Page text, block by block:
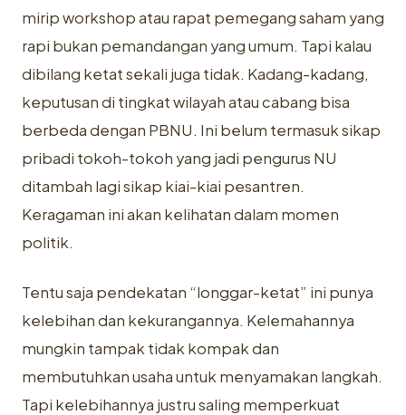
mirip workshop atau rapat pemegang saham yang
rapi bukan pemandangan yang umum. Tapi kalau
dibilang ketat sekali juga tidak. Kadang-kadang,
keputusan di tingkat wilayah atau cabang bisa
berbeda dengan PBNU. Ini belum termasuk sikap
pribadi tokoh-tokoh yang jadi pengurus NU
ditambah lagi sikap kiai-kiai pesantren.
Keragaman ini akan kelihatan dalam momen
politik.
Tentu saja pendekatan “longgar-ketat” ini punya
kelebihan dan kekurangannya. Kelemahannya
mungkin tampak tidak kompak dan
membutuhkan usaha untuk menyamakan langkah.
Tapi kelebihannya justru saling memperkuat